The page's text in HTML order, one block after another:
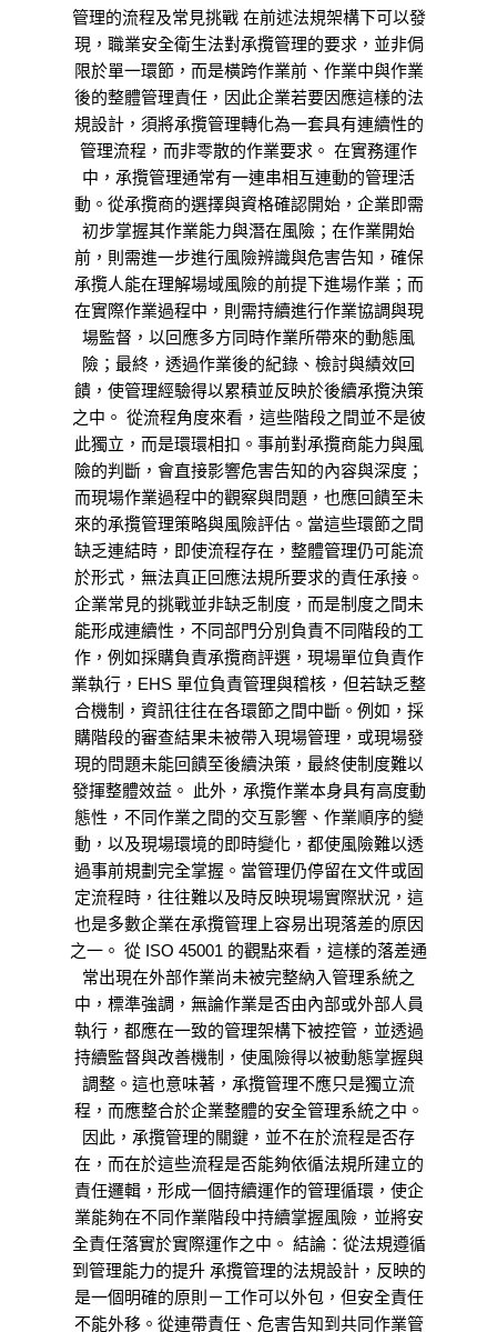
管理的流程及常見挑戰 在前述法規架構下可以發
現，職業安全衛生法對承攬管理的要求，並非侷
限於單一環節，而是橫跨作業前、作業中與作業
後的整體管理責任，因此企業若要因應這樣的法
規設計，須將承攬管理轉化為一套具有連續性的
管理流程，而非零散的作業要求。 在實務運作
中，承攬管理通常有一連串相互連動的管理活
動。從承攬商的選擇與資格確認開始，企業即需
初步掌握其作業能力與潛在風險；在作業開始
前，則需進一步進行風險辨識與危害告知，確保
承攬人能在理解場域風險的前提下進場作業；而
在實際作業過程中，則需持續進行作業協調與現
場監督，以回應多方同時作業所帶來的動態風
險；最終，透過作業後的紀錄、檢討與績效回
饋，使管理經驗得以累積並反映於後續承攬決策
之中。 從流程角度來看，這些階段之間並不是彼
此獨立，而是環環相扣。事前對承攬商能力與風
險的判斷，會直接影響危害告知的內容與深度；
而現場作業過程中的觀察與問題，也應回饋至未
來的承攬管理策略與風險評估。當這些環節之間
缺乏連結時，即使流程存在，整體管理仍可能流
於形式，無法真正回應法規所要求的責任承接。
企業常見的挑戰並非缺乏制度，而是制度之間未
能形成連續性，不同部門分別負責不同階段的工
作，例如採購負責承攬商評選，現場單位負責作
業執行，EHS 單位負責管理與稽核，但若缺乏整
合機制，資訊往往在各環節之間中斷。例如，採
購階段的審查結果未被帶入現場管理，或現場發
現的問題未能回饋至後續決策，最終使制度難以
發揮整體效益。 此外，承攬作業本身具有高度動
態性，不同作業之間的交互影響、作業順序的變
動，以及現場環境的即時變化，都使風險難以透
過事前規劃完全掌握。當管理仍停留在文件或固
定流程時，往往難以及時反映現場實際狀況，這
也是多數企業在承攬管理上容易出現落差的原因
之一。 從 ISO 45001 的觀點來看，這樣的落差通
常出現在外部作業尚未被完整納入管理系統之
中，標準強調，無論作業是否由內部或外部人員
執行，都應在一致的管理架構下被控管，並透過
持續監督與改善機制，使風險得以被動態掌握與
調整。這也意味著，承攬管理不應只是獨立流
程，而應整合於企業整體的安全管理系統之中。
因此，承攬管理的關鍵，並不在於流程是否存
在，而在於這些流程是否能夠依循法規所建立的
責任邏輯，形成一個持續運作的管理循環，使企
業能夠在不同作業階段中持續掌握風險，並將安
全責任落實於實際運作之中。 結論：從法規遵循
到管理能力的提升 承攬管理的法規設計，反映的
是一個明確的原則－工作可以外包，但安全責任
不能外移。從連帶責任、危害告知到共同作業管